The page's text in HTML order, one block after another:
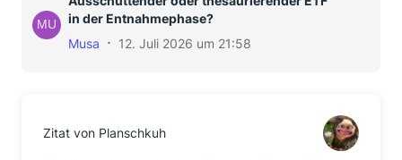
in der Entnahmephase?
Musa
12. Juli 2026 um 21:58
Zitat von Planschkuh